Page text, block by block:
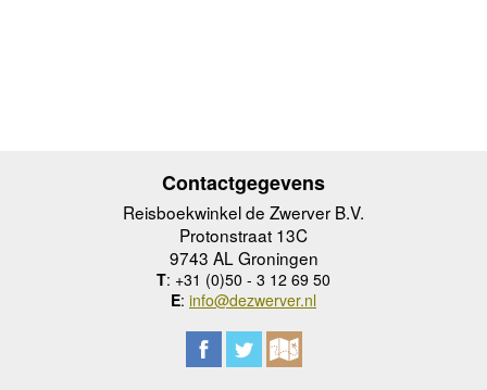
Contactgegevens
Reisboekwinkel de Zwerver B.V.
Protonstraat 13C
9743 AL Groningen
T: +31 (0)50 - 3 12 69 50
E: info@dezwerver.nl